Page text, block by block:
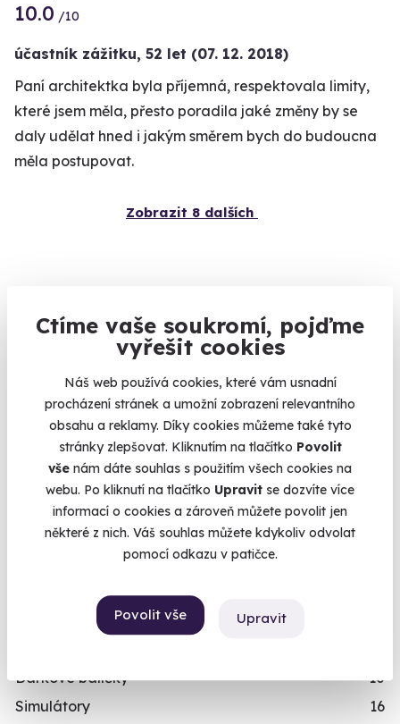
Ctíme vaše soukromí, pojďme
vyřešit cookies
Náš web používá cookies, které vám usnadní
procházení stránek a umožní zobrazení relevantního
obsahu a reklamy. Díky cookies můžeme také tyto
stránky zlepšovat. Kliknutím na tlačítko Povolit
vše nám dáte souhlas s použitím všech cookies na
webu. Po kliknutí na tlačítko Upravit se dozvíte více
informací o cookies a zároveň můžete povolit jen
některé z nich. Váš souhlas můžete kdykoliv odvolat
pomocí odkazu v patičce.
Povolit vše Upravit
10.0 /10
účastník zážitku, 52 let (07. 12. 2018)
Paní architektka byla příjemná, respektovala limity,
které jsem měla, přesto poradila jaké změny by se
daly udělat hned i jakým směrem bych do budoucna
měla postupovat.
Zobrazit 8 dalších
Zážitkové jízdy
Povolání na zkoušku
Letecké zážitky
Masáže a relaxace
Gurmánské zážitky
Sportovní zážitky
Zážitkové pobyty
Vojenské zážitky
Zážitky se zvířaty
Zážitky ve virtuální realitě
Dárkové balíčky
10
Simulátory
16